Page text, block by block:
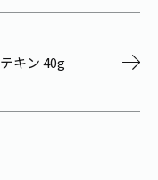
キン 40g